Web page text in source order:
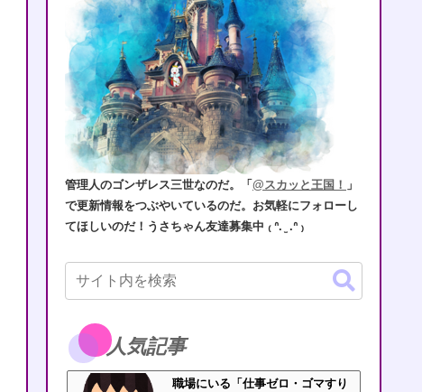
管理人のゴンザレス三世なのだ。「@スカッと王国！ 」
で更新情報をつぶやいているのだ。お気軽にフォローし
てほしいのだ！うさちゃん友達募集中 ₍ ᐢ. ̫ .ᐢ ₎
人気記事
職場にいる「仕事ゼロ・ゴマすり